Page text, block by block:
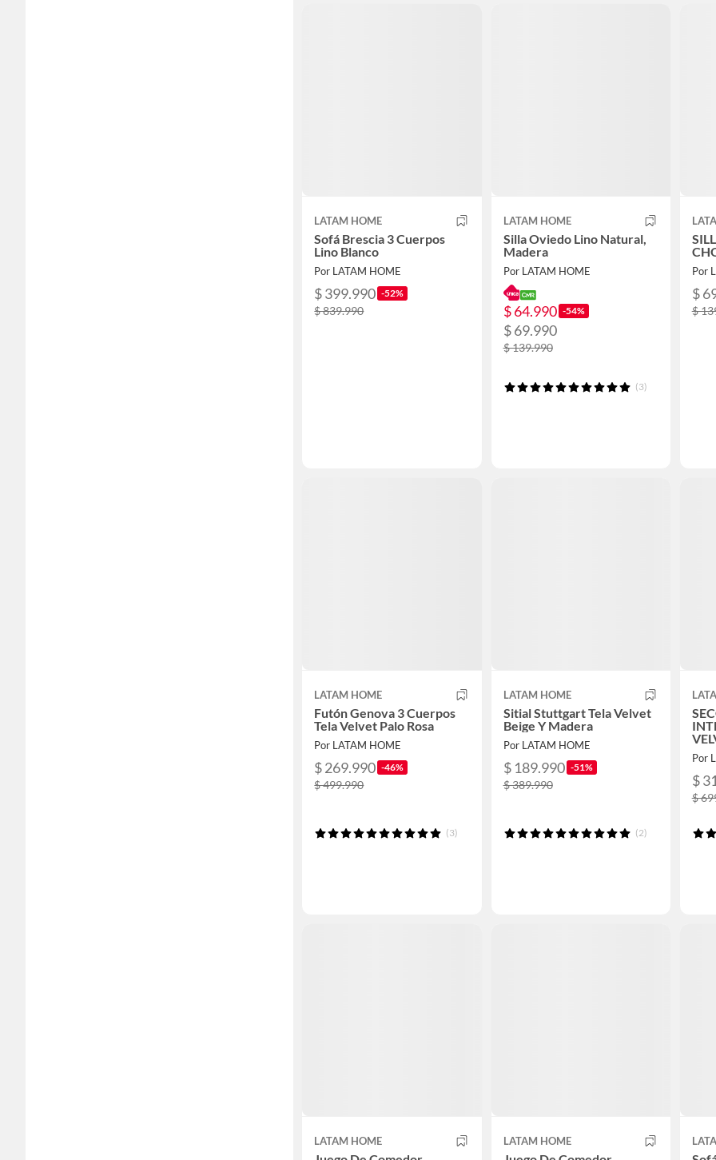
LATAM HOME
Sofá Brescia 3 Cuerpos
Lino Blanco
Por LATAM HOME
$ 399.990 -52%
$ 839.990
LATAM HOME
Silla Oviedo Lino Natural,
Madera
Por LATAM HOME
$ 64.990 -54%
$ 69.990
$ 139.990
(3)
Por
$
$
LATAM HOME
Futón Genova 3 Cuerpos
Tela Velvet Palo Rosa
Por LATAM HOME
$ 269.990 -46%
$ 499.990
(3)
LATAM HOME
Sitial Stuttgart Tela Velvet
Beige Y Madera
Por LATAM HOME
$ 189.990 -51%
$ 389.990
(2)
Por
$
$
LATAM HOME LATAM HOME